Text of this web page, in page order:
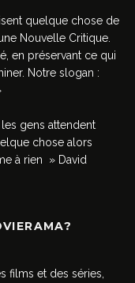
quelque chose de
Nouvelle Critique.
en préservant ce qui
Notre slogan :
gens attendent
chose alors
à rien » David
films et des séries,